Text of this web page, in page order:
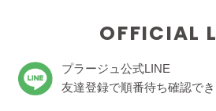
OFFICIAL
プラージュ公式LINE
友達登録で順番待ち確認でき